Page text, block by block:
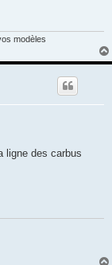
modèles
ligne des carbus